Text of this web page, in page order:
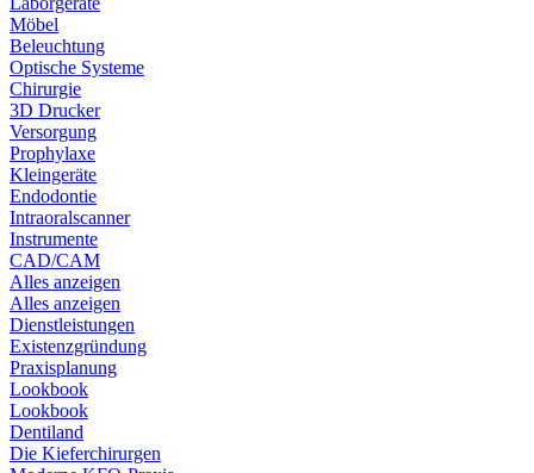
Möbel
Beleuchtung
Optische Systeme
Chirurgie
3D Drucker
Versorgung
Prophylaxe
Kleingeräte
Endodontie
Intraoralscanner
Instrumente
CAD/CAM
Alles anzeigen
Alles anzeigen
Dienstleistungen
Existenzgründung
Praxisplanung
Lookbook
Lookbook
Dentiland
Die Kieferchirurgen